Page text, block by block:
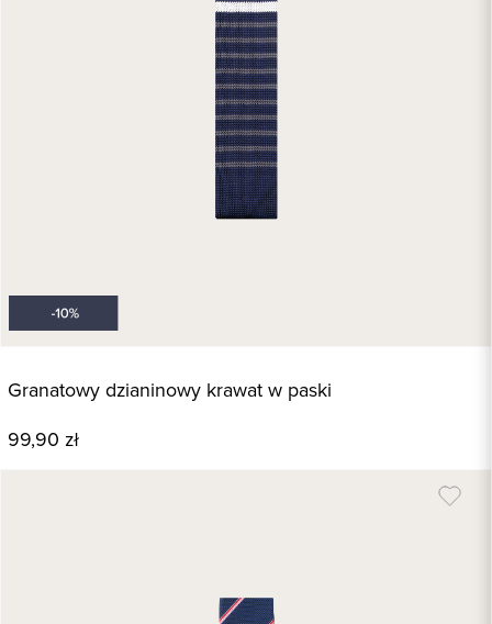
Granatowy dzianinowy krawat w paski
99,90 zł